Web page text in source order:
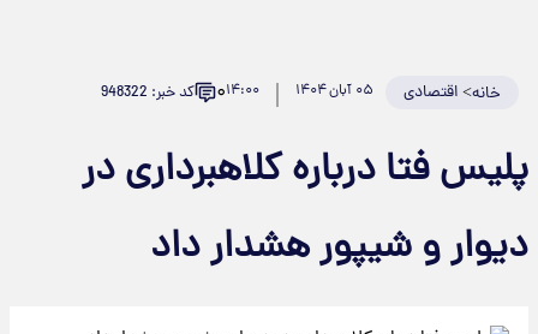
خانه>اقتصادی ۰۵ آبان ۱۴۰۴ ۱۴:۰۰۰ کد خبر: 948322
فتا درباره کلاهبرداری در
و شیپور هشدار داد